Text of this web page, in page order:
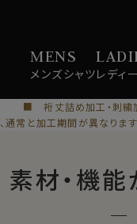
MENS
メンズシャツレディ
■ 裄丈詰め加工・刺
通常と加工期間が異なりま
素材・機